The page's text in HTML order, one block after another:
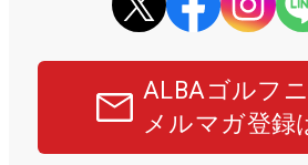
ALBAゴルフ
メルマガ登録